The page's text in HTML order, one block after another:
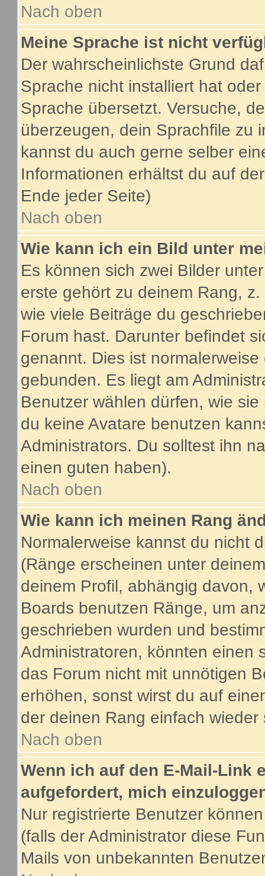
Nach oben
Meine Sprache ist nicht
Der wahrscheinlichste Grund
Sprache nicht installiert hat
Sprache übersetzt. Versuche,
überzeugen, dein Sprachfile zu
kannst du auch gerne selber
Informationen erhältst du auf
Ende jeder Seite)
Nach oben
Wie kann ich ein Bild unter
Es können sich zwei Bilder
erste gehört zu deinem Rang,
wie viele Beiträge du
Forum hast. Darunter befindet
genannt. Dies ist
gebunden. Es liegt am
Benutzer wählen dürfen, wie
du keine Avatare benutzen
Administrators. Du solltest ihn
einen guten haben).
Nach oben
Wie kann ich meinen Rang
Normalerweise kannst du nicht
(Ränge erscheinen unter
deinem Profil, abhängig davon,
Boards benutzen Ränge, um
geschrieben wurden und
Administratoren, könnten einen
das Forum nicht mit unnötigen
erhöhen, sonst wirst du auf
der deinen Rang einfach wieder
Nach oben
Wenn ich auf den E-Mail-Link
aufgefordert, mich
Nur registrierte Benutzer
(falls der Administrator diese
Mails von unbekannten